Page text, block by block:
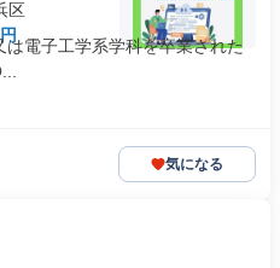
区
電子工学系学科を卒業された
気になる